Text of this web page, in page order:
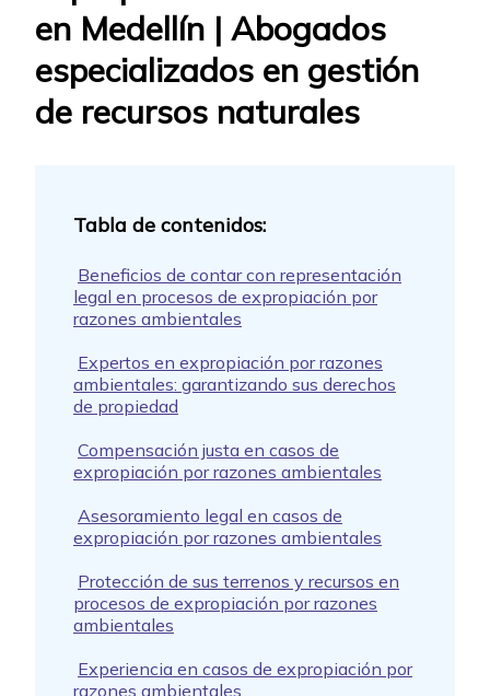
en Medellín | Abogados
especializados en gestión
de recursos naturales
Beneficios de contar con representación
legal en procesos de expropiación por
razones ambientales
Expertos en expropiación por razones
ambientales: garantizando sus derechos
de propiedad
Compensación justa en casos de
expropiación por razones ambientales
Asesoramiento legal en casos de
expropiación por razones ambientales
Protección de sus terrenos y recursos en
procesos de expropiación por razones
ambientales
Experiencia en casos de expropiación por
razones ambientales